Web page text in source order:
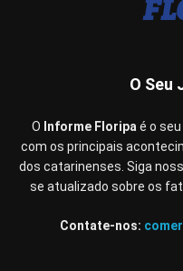
O Seu
O Informe Floripaé o
com os principais
dos catarinenses. Siga
se atualizado sobre os
Contate-nos: